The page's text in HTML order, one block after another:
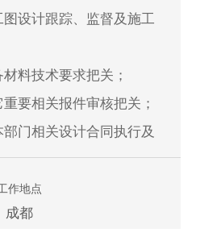
设计跟踪、监督及施工
料技术要求把关；
要相关报件审核把关；
门相关设计合同执行及
观设计工作；
专业日常工作；
作地点
成都